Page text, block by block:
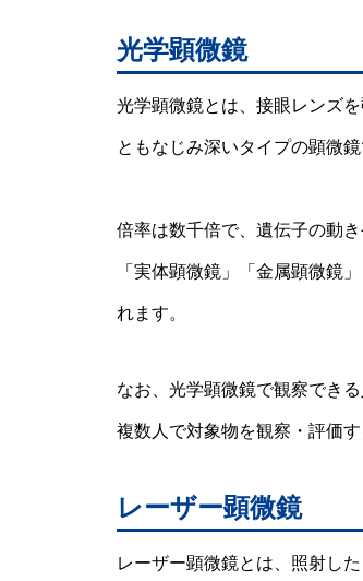
光学顕微鏡
光学顕微鏡とは、接眼レンズ
ともなじみ深いタイプの顕微
倍率は数千倍で、遺伝子の動
「実体顕微鏡」「金属顕微鏡
れます。
なお、光学顕微鏡で観察でき
複数人で対象物を観察・評価す
レーザー顕微鏡
レーザー顕微鏡とは、照射し